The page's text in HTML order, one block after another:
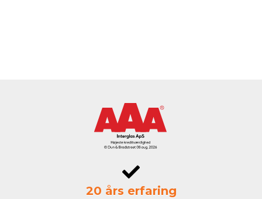
20 års erfaring